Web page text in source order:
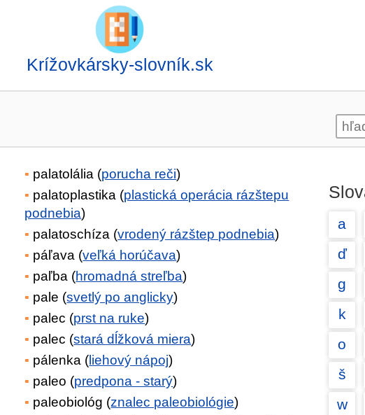
Krížovkársky-slovník.sk
palatolália (porucha reči)
palatoplastika (plastická operácia rázštepu
podnebia)
palatoschíza (vrodený rázštep podnebia)
páľava (veľká horúčava)
paľba (hromadná streľba)
pale (svetlý po anglicky)
palec (prst na ruke)
palec (stará dĺžková miera)
pálenka ( liehový nápoj)
paleo (predpona - starý)
paleobiológ (znalec paleobiológie)
a
ď
g
k
o
š
w